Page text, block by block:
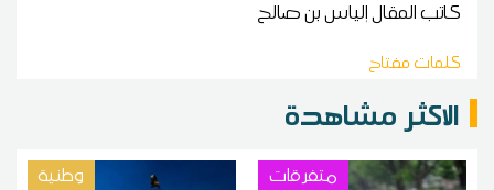
كاتب المقالإلياس بن صالح
كلمات مفتاح
الاكثر مشاهدة
متفرقات وطنية